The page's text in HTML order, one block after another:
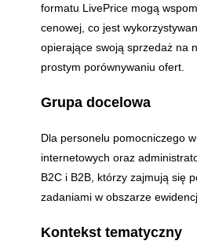
formatu LivePrice mogą
cenowej, co jest
opierające swoją sprzedaż na
prostym porównywaniu ofert.
Grupa docelowa
Dla personelu pomocniczego
internetowych oraz
B2C i B2B, którzy zajmują się
zadaniami w obszarze
Kontekst tematyczny